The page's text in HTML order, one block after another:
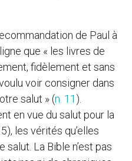
de Paul à
que « les livres de
fidèlement et sans
voir consigner dans
salut » (n. 11 ).
en vue du salut pour la
les vérités qu’elles
La Bible n’est pas